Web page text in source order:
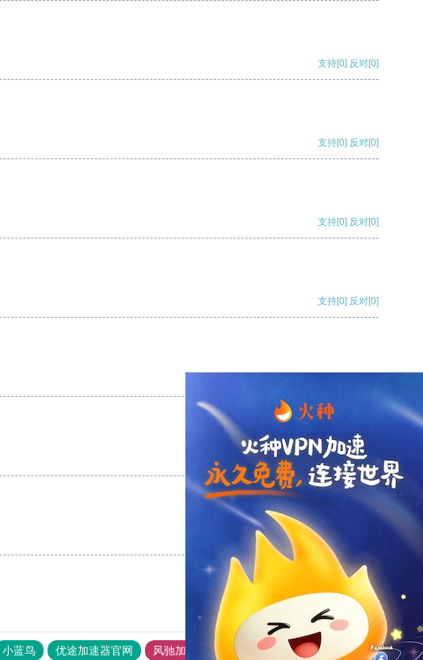
支持[0] 反对[0]
支持[0] 反对[0]
支持[0] 反对[0]
支持[0] 反对[0]
支持 [0] 反对 [0]
支持
小蓝鸟 优途加速器官网 风驰加速器 旋风加速器